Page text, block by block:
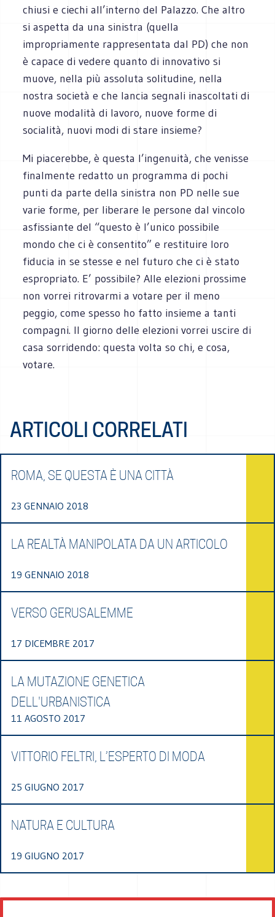
chiusi e ciechi all’interno del Palazzo. Che altro
si aspetta da una sinistra (quella
impropriamente rappresentata dal PD) che non
è capace di vedere quanto di innovativo si
muove, nella più assoluta solitudine, nella
nostra società e che lancia segnali inascoltati di
nuove modalità di lavoro, nuove forme di
socialità, nuovi modi di stare insieme?
Mi piacerebbe, è questa l’ingenuità, che venisse
finalmente redatto un programma di pochi
punti da parte della sinistra non PD nelle sue
varie forme, per liberare le persone dal vincolo
asfissiante del “questo è l’unico possibile
mondo che ci è consentito” e restituire loro
fiducia in se stesse e nel futuro che ci è stato
espropriato. E’ possibile? Alle elezioni prossime
non vorrei ritrovarmi a votare per il meno
peggio, come spesso ho fatto insieme a tanti
compagni. Il giorno delle elezioni vorrei uscire di
casa sorridendo: questa volta so chi, e cosa,
votare.
ARTICOLI CORRELATI
ROMA, SE QUESTA È UNA CITTÀ
23 GENNAIO 2018
LA REALTÀ MANIPOLATA DA UN ARTICOLO
19 GENNAIO 2018
VERSO GERUSALEMME
17 DICEMBRE 2017
LA MUTAZIONE GENETICA
DELL'URBANISTICA
11 AGOSTO 2017
VITTORIO FELTRI, L’ESPERTO DI MODA
25 GIUGNO 2017
NATURA E CULTURA
19 GIUGNO 2017